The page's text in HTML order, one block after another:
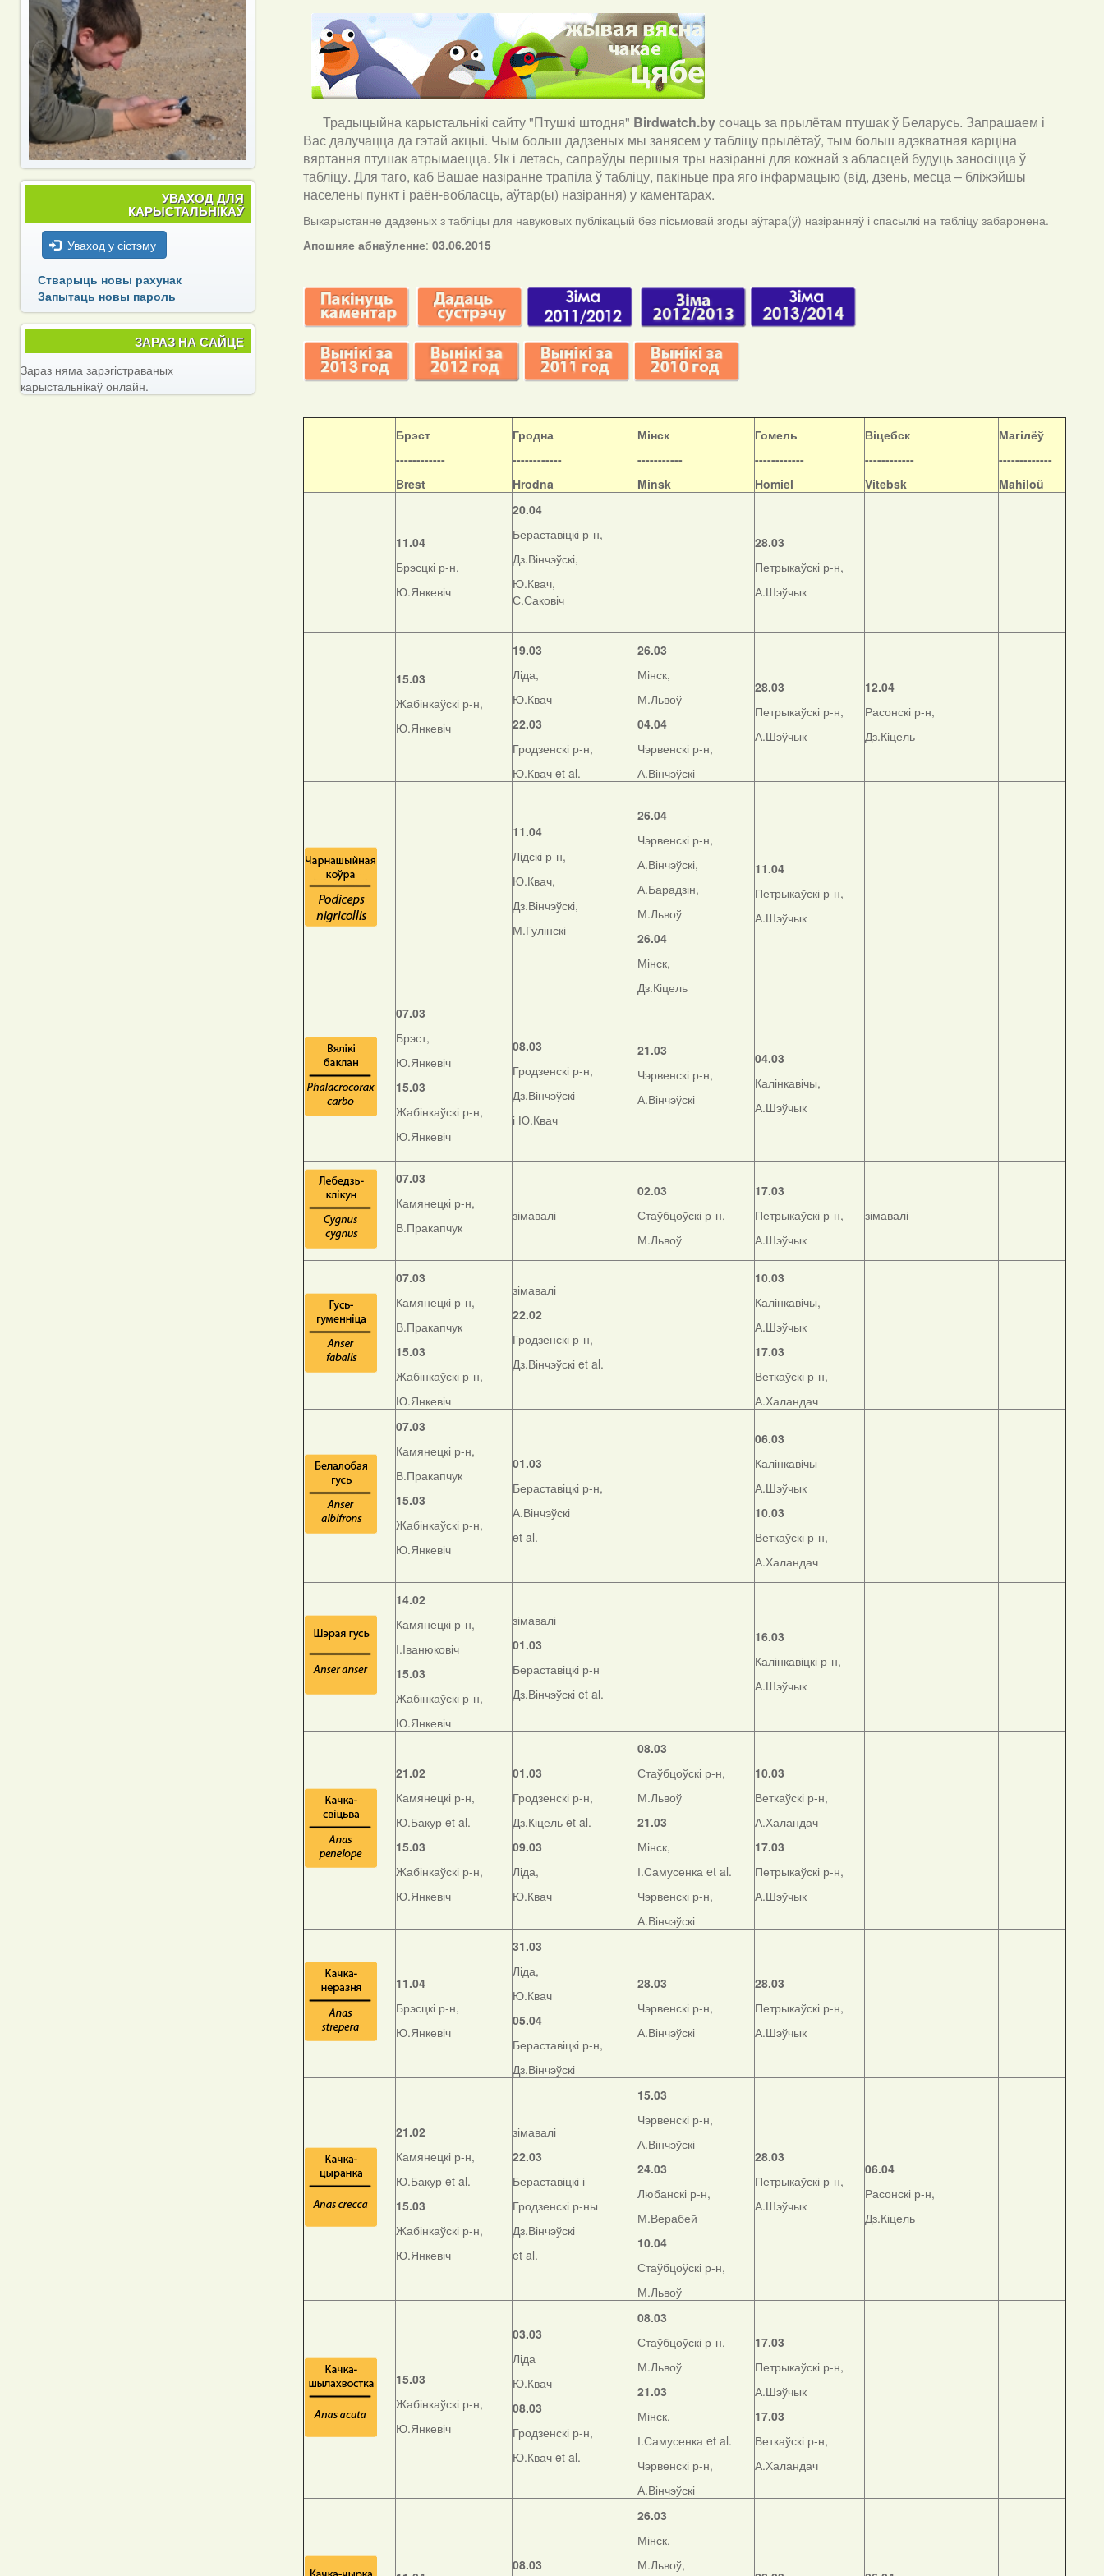
Традыцыйна карыстальнікі сайту "Птушкі штодня" Birdwatch.byсочаць за прылётам птушак ў Беларусь. Запрашаем і
Вас далучацца да гэтай акцыі. Чым больш дадзеных мы занясем у табліцу прылётаў, тым больш адэкватная карціна
вяртання птушак атрымаецца. Як і летась, сапраўды першыя тры назіранні для кожнай з абласцей будуць заносіцца ў
табліцу. Для таго, каб Вашае назіранне трапіла ў табліцу, пакіньце пра яго інфармацыю (від, дзень, месца – бліжэйшы
населены пункт і раён-вобласць, аўтар(ы) назірання) у каментарах.
Выкарыстанне дадзеных з табліцы для навуковых публікацый без пісьмовай згоды аўтара(ў) назіранняў і спасылкі на табліцу забаронена.
Апошняе абнаўленне: 03.06.2015
Брэст
------------
Brest
Гродна
------------
Hrodna
Мінск
-----------
Minsk
Гомель
------------
Homiel
Віцебск
------------
Vitebsk
Магілёў
-------------
Mahiloŭ
11.04
Брэсцкі р-н,
Ю.Янкевіч
20.04
Бераставіцкі р-н,
Дз.Вінчэўскі,
Ю.Квач,
С.Саковіч
28.03
Петрыкаўскі р-н,
А.Шэўчык
15.03
Жабінкаўскі р-н,
Ю.Янкевіч
19.03
Ліда,
Ю.Квач
22.03
Гродзенскі р-н,
Ю.Квач et al.
26.03
Мінск,
М.Львоў
04.04
Чэрвенскі р-н,
А.Вінчэўскі
28.03
Петрыкаўскі р-н,
А.Шэўчык
12.04
Расонскі р-н,
Дз.Кіцель
11.04
Лідскі р-н,
Ю.Квач,
Дз.Вінчэўскі,
М.Гулінскі
26.04
Чэрвенскі р-н,
А.Вінчэўскі,
А.Барадзін,
М.Львоў
26.04
Мінск,
Дз.Кіцель
11.04
Петрыкаўскі р-н,
А.Шэўчык
07.03
Брэст,
Ю.Янкевіч
15.03
Жабінкаўскі р-н,
Ю.Янкевіч
08.03
Гродзенскі р-н,
Дз.Вінчэўскі
і Ю.Квач
21.03
Чэрвенскі р-н,
А.Вінчэўскі
04.03
Калінкавічы,
А.Шэўчык
07.03
Камянецкі р-н,
В.Пракапчук
зімавалі
02.03
Стаўбцоўскі р-н,
М.Львоў
17.03
Петрыкаўскі р-н,
А.Шэўчык
зімавалі
07.03
Камянецкі р-н,
В.Пракапчук
15.03
Жабінкаўскі р-н,
Ю.Янкевіч
зімавалі
22.02
Гродзенскі р-н,
Дз.Вінчэўскі et al.
10.03
Калінкавічы,
А.Шэўчык
17.03
Веткаўскі р-н,
А.Халандач
07.03
Камянецкі р-н,
В.Пракапчук
15.03
Жабінкаўскі р-н,
Ю.Янкевіч
01.03
Бераставіцкі р-н,
А.Вінчэўскі
et al.
06.03
Калінкавічы
А.Шэўчык
10.03
Веткаўскі р-н,
А.Халандач
14.02
Камянецкі р-н,
І.Іванюковіч
15.03
Жабінкаўскі р-н,
Ю.Янкевіч
зімавалі
01.03
Бераставіцкі р-н
Дз.Вінчэўскі et al.
16.03
Калінкавіцкі р-н,
А.Шэўчык
21.02
Камянецкі р-н,
Ю.Бакур et al.
15.03
Жабінкаўскі р-н,
Ю.Янкевіч
01.03
Гродзенскі р-н,
Дз.Кіцель et al.
09.03
Ліда,
Ю.Квач
08.03
Стаўбцоўскі р-н,
М.Львоў
21.03
Мінск,
І.Самусенка et al.
Чэрвенскі р-н,
А.Вінчэўскі
10.03
Веткаўскі р-н,
А.Халандач
17.03
Петрыкаўскі р-н,
А.Шэўчык
11.04
Брэсцкі р-н,
Ю.Янкевіч
31.03
Ліда,
Ю.Квач
05.04
Бераставіцкі р-н,
Дз.Вінчэўскі
28.03
Чэрвенскі р-н,
А.Вінчэўскі
28.03
Петрыкаўскі р-н,
А.Шэўчык
21.02
Камянецкі р-н,
Ю.Бакур et al.
15.03
Жабінкаўскі р-н,
Ю.Янкевіч
зімавалі
22.03
Бераставіцкі і
Гродзенскі р-ны
Дз.Вінчэўскі
et al.
15.03
Чэрвенскі р-н,
А.Вінчэўскі
24.03
Любанскі р-н,
М.Верабей
10.04
Стаўбцоўскі р-н,
М.Львоў
28.03
Петрыкаўскі р-н,
А.Шэўчык
06.04
Расонскі р-н,
Дз.Кіцель
15.03
Жабінкаўскі р-н,
Ю.Янкевіч
03.03
Ліда
Ю.Квач
08.03
Гродзенскі р-н,
Ю.Квач et al.
08.03
Стаўбцоўскі р-н,
М.Львоў
21.03
Мінск,
І.Самусенка et al.
Чэрвенскі р-н,
А.Вінчэўскі
17.03
Петрыкаўскі р-н,
А.Шэўчык
17.03
Веткаўскі р-н,
А.Халандач
08.03
26.03
Мінск,
М.Львоў,
УВАХОД ДЛЯ
КАРЫСТАЛЬНІКАЎ
Уваход у сістэму
Стварыць новы рахунак
Запытаць новы пароль
ЗАРАЗ НА САЙЦЕ
Зараз няма зарэгістраваных
карыстальнікаў онлайн.